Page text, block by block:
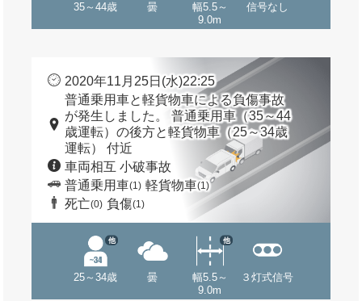
35～44歳 曇
幅5.5～
9.0m
信号なし
2020年11月25日(水)22:25
普通乗用車と軽貨物車による負傷事故
が発生しました。 普通乗用車（35～44
歳運転）の後方と軽貨物車（25～34歳
運転） 付近
車両相互 小破事故
普通乗用車(1) 軽貨物車(1)
死亡(0) 負傷(1)
25～34歳
他
曇
幅5.5～
9.0m
他
３灯式信号